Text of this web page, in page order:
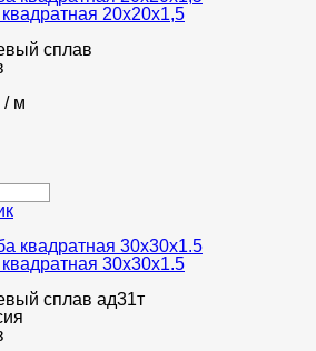
20х20х1,5
сплав
/ м
30х30х1.5
сплав ад31т